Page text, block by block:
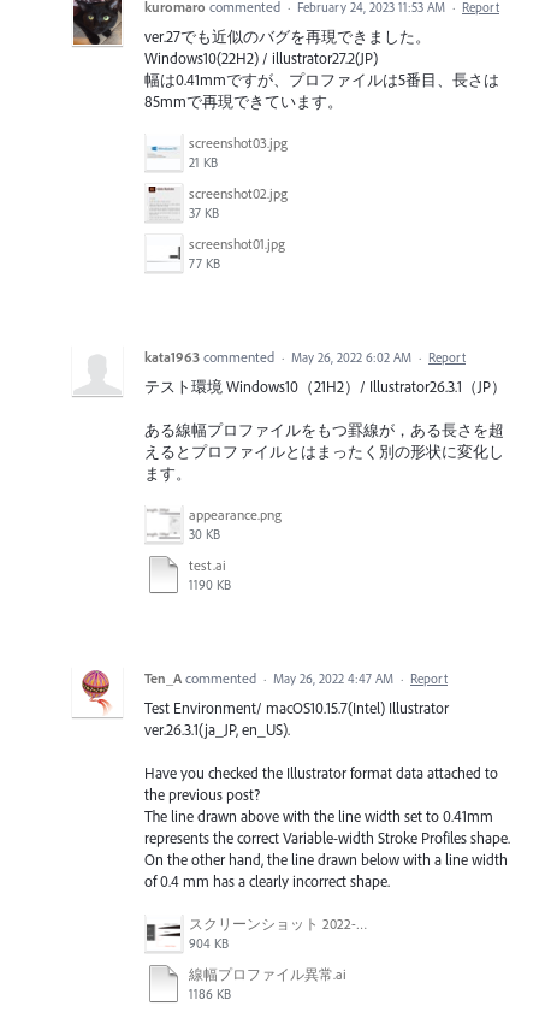
kuromaro commented · February 24, 2023 11:53 AM · Report
ver.27でも近似のバグを再現できました。
Windows10(22H2) / illustrator27.2(JP)
幅は0.41mmですが、プロファイルは5番目、長さは
85mmで再現できています。
screenshot03.jpg
21 KB
screenshot02.jpg
37 KB
screenshot01.jpg
77 KB
kata1963 commented · May 26, 2022 6:02 AM · Report
テスト環境 Windows10（21H2）/ Illustrator26.3.1（JP）
ある線幅プロファイルをもつ罫線が，ある長さを超
えるとプロファイルとはまったく別の形状に変化し
ます。
appearance.png
30 KB
test.ai
1190 KB
Ten_A commented · May 26, 2022 4:47 AM · Report
Test Environment/ macOS10.15.7(Intel) Illustrator
ver.26.3.1(ja_JP, en_US).
Have you checked the Illustrator format data attached to
the previous post?
The line drawn above with the line width set to 0.41mm
represents the correct Variable-width Stroke Profiles shape.
On the other hand, the line drawn below with a line width
of 0.4 mm has a clearly incorrect shape.
スクリーンショット 2022-05-26 8.07.06.png
904 KB
線幅プロファイル異常.ai
1186 KB